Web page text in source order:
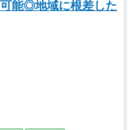
可能◎地域に根差した